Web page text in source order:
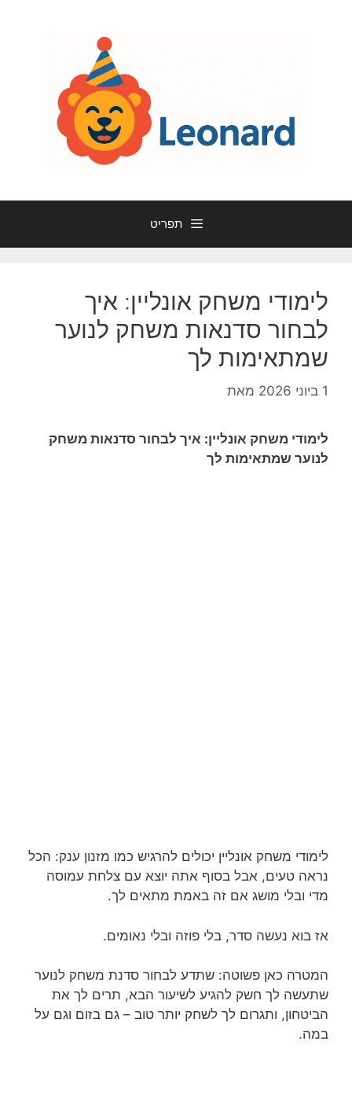
תפריט
לימודי משחק אונליין: איך
לבחור סדנאות משחק לנוער
שמתאימות לך
1 ביוני 2026 מאת
לימודי משחק אונליין: איך לבחור סדנאות משחק
לנוער שמתאימות לך
לימודי משחק אונליין יכולים להרגיש כמו מזנון ענק: הכל
נראה טעים, אבל בסוף אתה יוצא עם צלחת עמוסה
מדי ובלי מושג אם זה באמת מתאים לך.
אז בוא נעשה סדר, בלי פוזה ובלי נאומים.
המטרה כאן פשוטה: שתדע לבחור סדנת משחק לנוער
שתעשה לך חשק להגיע לשיעור הבא, תרים לך את
הביטחון, ותגרום לך לשחק יותר טוב – גם בזום וגם על
במה.